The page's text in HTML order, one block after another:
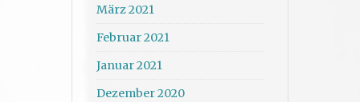
März 2021
Februar 2021
Januar 2021
Dezember 2020